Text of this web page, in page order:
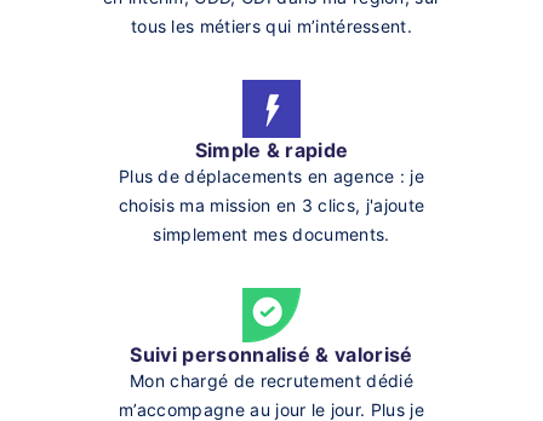
tous les métiers qui m’intéressent.
Simple & rapide
Plus de déplacements en agence : je
choisis ma mission en 3 clics, j'ajoute
simplement mes documents.
Suivi personnalisé & valorisé
Mon chargé de recrutement dédié
m’accompagne au jour le jour. Plus je